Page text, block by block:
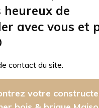
heureux de
avec vous et
contact du site.
votre